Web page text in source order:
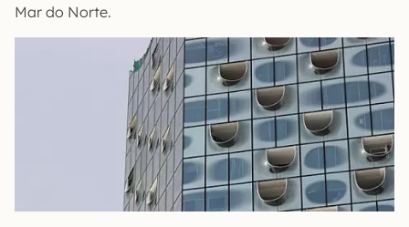
Mar do Norte.